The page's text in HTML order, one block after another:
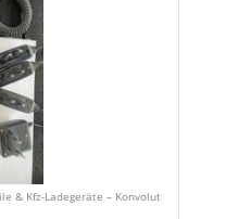
& Kfz-Ladegeräte – Konvolut